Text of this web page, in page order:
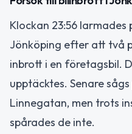
Klockan 23:56
Jönköping efter att två
inbrott i en företagsbil.
upptäcktes. Senare
Linnegatan, men trots
spårades de inte.